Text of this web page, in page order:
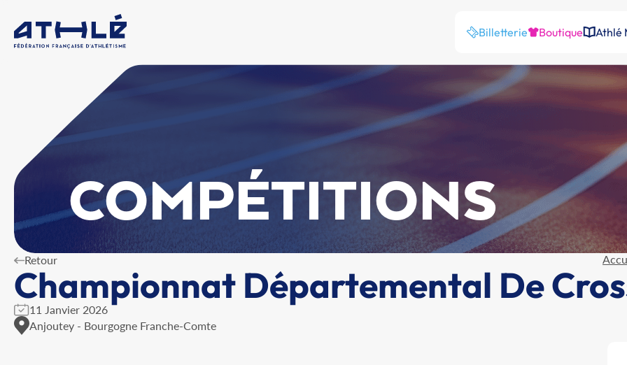
Billetterie Boutique Athlé
COMPÉTITIONS
Retour
Championnat Départemental De
11 Janvier 2026
Anjoutey - Bourgogne Franche-Comte